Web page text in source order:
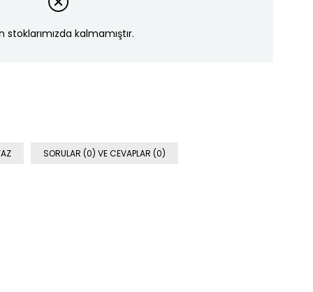
stoklarımızda kalmamıştır.
SORULAR (0) VE CEVAPLAR (0)